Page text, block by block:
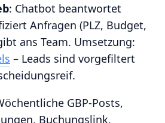
: Chatbot beantwortet
Anfragen (PLZ, Budget,
ans Team. Umsetzung:
– Leads sind vorgefiltert
GBP‑Posts,
Buchungslink,